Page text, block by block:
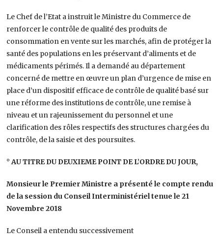
Le Chef de l’Etat a instruit le Ministre du Commerce de
renforcer le contrôle de qualité des produits de
consommation en vente sur les marchés, afin de protéger la
santé des populations en les préservant d’aliments et de
médicaments périmés. Il a demandé au département
concerné de mettre en œuvre un plan d’urgence de mise en
place d’un dispositif efficace de contrôle de qualité basé sur
une réforme des institutions de contrôle, une remise à
niveau et un rajeunissement du personnel et une
clarification des rôles respectifs des structures chargées du
contrôle, de la saisie et des poursuites.
° AU TITRE DU DEUXIEME POINT DE L’ORDRE DU JOUR,
Monsieur le Premier Ministre a présenté le compte rendu
de la session du Conseil Interministériel tenue le 21
Novembre 2018
Le Conseil a entendu successivement